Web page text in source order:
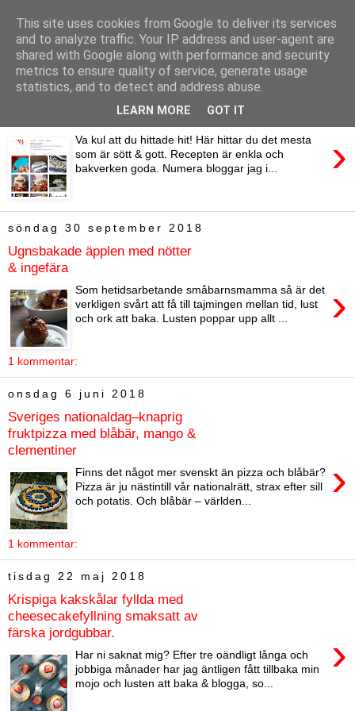
Bagerskan
fredag 11 oktober 2019
Hej och välkommen!
›
Va kul att du hittade hit! Här hittar du det mesta
som är sött & gott. Recepten är enkla och
bakverken goda. Numera bloggar jag i...
söndag 30 september 2018
Ugnsbakade äpplen med nötter
& ingefära
›
Som hetidsarbetande småbarnsmamma så är det
verkligen svårt att få till tajmingen mellan tid, lust
och ork att baka. Lusten poppar upp allt ...
1 kommentar:
onsdag 6 juni 2018
Sveriges nationaldag–knaprig
fruktpizza med blåbär, mango &
clementiner
›
Finns det något mer svenskt än pizza och blåbär?
Pizza är ju nästintill vår nationalrätt, strax efter sill
och potatis. Och blåbär – världen...
1 kommentar:
tisdag 22 maj 2018
Krispiga kakskålar fyllda med
cheesecakefyllning smaksatt av
färska jordgubbar.
›
Har ni saknat mig? Efter tre oändligt långa och
jobbiga månader har jag äntligen fått tillbaka min
mojo och lusten att baka & blogga, so...
This site uses cookies from Google to deliver its services
and to analyze traffic. Your IP address and user-agent are
shared with Google along with performance and security
metrics to ensure quality of service, generate usage
statistics, and to detect and address abuse.
LEARN MORE GOT IT